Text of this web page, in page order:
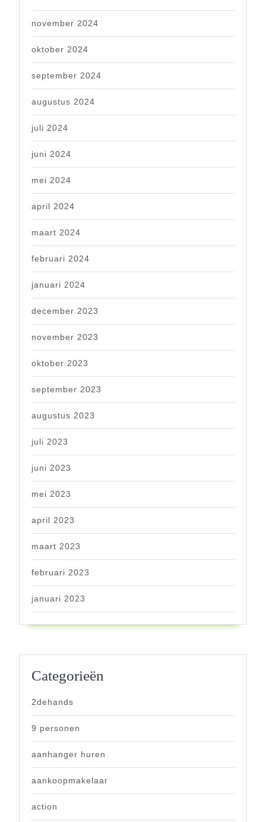
november 2024
oktober 2024
september 2024
augustus 2024
juli 2024
juni 2024
mei 2024
april 2024
maart 2024
februari 2024
januari 2024
december 2023
november 2023
oktober 2023
september 2023
augustus 2023
juli 2023
juni 2023
mei 2023
april 2023
maart 2023
februari 2023
januari 2023
Categorieën
2dehands
9 personen
aanhanger huren
aankoopmakelaar
action